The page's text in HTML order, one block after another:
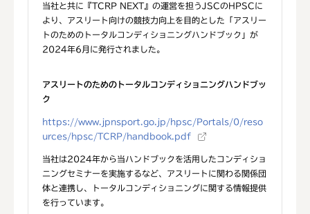
当社と共に『TCRP NEXT』の運営を担うJSCのHPSCに
より、アスリート向けの競技力向上を目的とした「アスリー
トのためのトータルコンディショニングハンドブック」が
2024年6月に発行されました。
アスリートのためのトータルコンディショニングハンドブッ
ク
https://www.jpnsport.go.jp/hpsc/Portals/0/reso
urces/hpsc/TCRP/handbook.pdf
当社は2024年から当ハンドブックを活用したコンディショ
ニングセミナーを実施するなど、アスリートに関わる関係団
体と連携し、トータルコンディショニングに関する情報提供
を行っています。